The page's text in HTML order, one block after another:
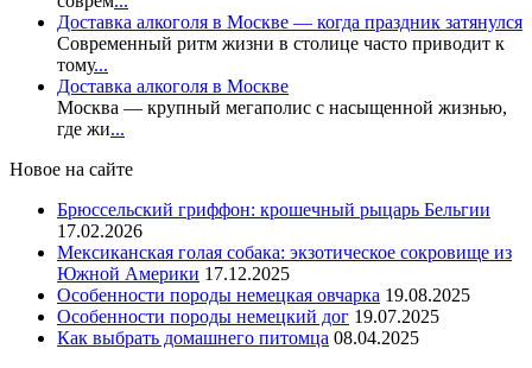
Доставка алкоголя в Москве — когда праздник затянулся
Современный ритм жизни в столице часто приводит к
тому...
Доставка алкоголя в Москве
Москва — крупный мегаполис с насыщенной жизнью,
где жи...
Новое на сайте
Брюссельский гриффон: крошечный рыцарь Бельгии
17.02.2026
Мексиканская голая собака: экзотическое сокровище из
Южной Америки 17.12.2025
Особенности породы немецкая овчарка 19.08.2025
Особенности породы немецкий дог 19.07.2025
Как выбрать домашнего питомца 08.04.2025